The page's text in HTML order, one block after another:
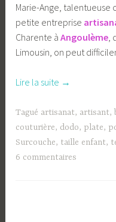
Marie-Ange, talentueuse
petite entreprise
Charente àAngoulème
Limousin, on peut
Lire la suite « Le
bloomer
évolutif,
les
plates
→
Tagué artisanat, artisant,
couturière, dodo, plate,
Surcouche, taille enfant,
6 commentaires